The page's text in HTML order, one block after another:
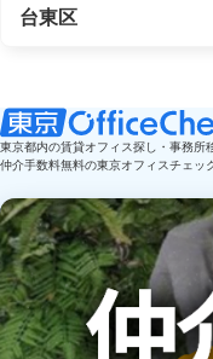
台東区
東京都内の賃貸オフィス探し・事務所
仲介手数料無料の東京オフィスチェッ